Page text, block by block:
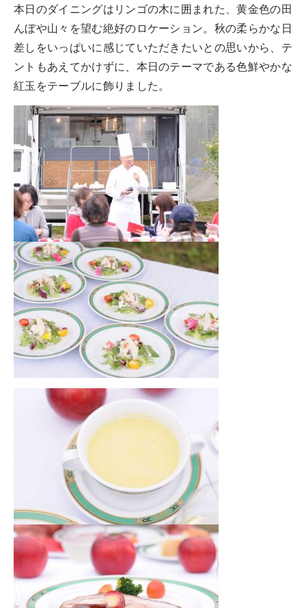
本日のダイニングはリンゴの木に囲まれた、黄金色の田
んぼや山々を望む絶好のロケーション。秋の柔らかな日
差しをいっぱいに感じていただきたいとの思いから、テ
ントもあえてかけずに、本日のテーマである色鮮やかな
紅玉をテーブルに飾りました。